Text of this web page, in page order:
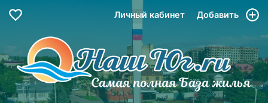
Личный кабинет Добавить